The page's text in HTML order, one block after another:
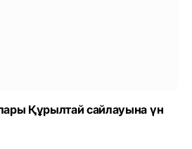
Құрылтай сайлауына үн